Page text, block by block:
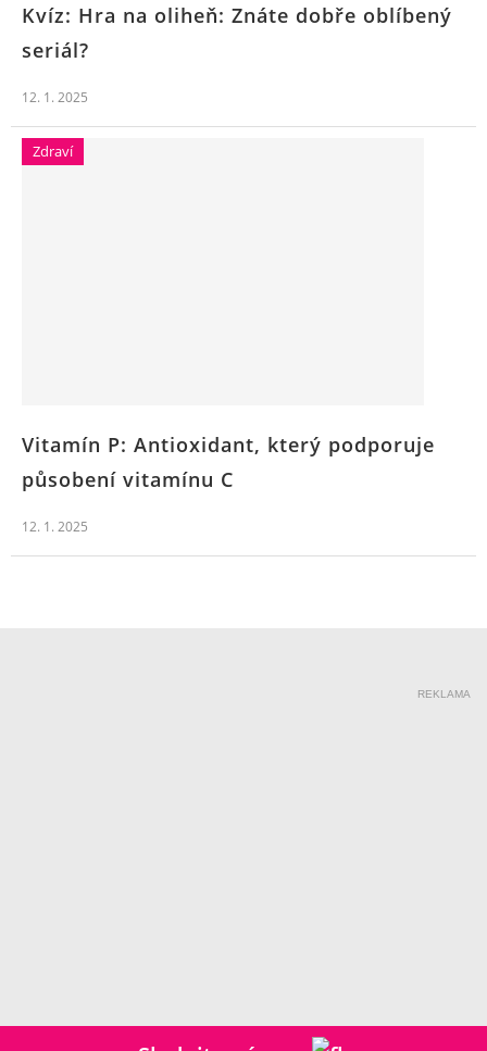
Kvíz: Hra na oliheň: Znáte dobře oblíbený
seriál?
12. 1. 2025
Zdraví
Vitamín P: Antioxidant, který podporuje
působení vitamínu C
12. 1. 2025
REKLAMA